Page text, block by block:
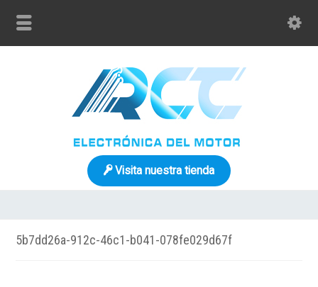
Visita nuestra tienda
5b7dd26a-912c-46c1-b041-078fe029d67f